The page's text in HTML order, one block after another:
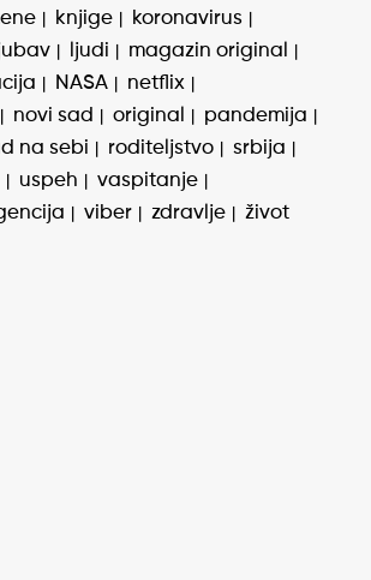
knjige
koronavirus
ljudi
magazin original
NASA
netflix
novi sad original
pandemija
na sebi roditeljstvo
srbija
uspeh
vaspitanje
viber zdravlje život